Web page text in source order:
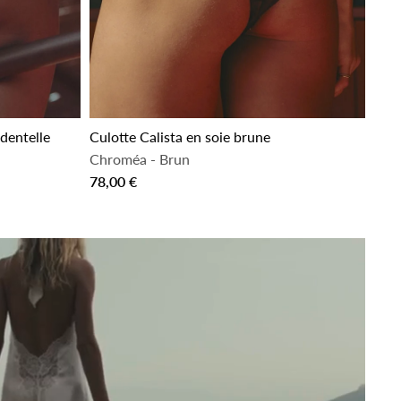
Culotte Calista en soie brune
Chroméa - Brun
78,00 €